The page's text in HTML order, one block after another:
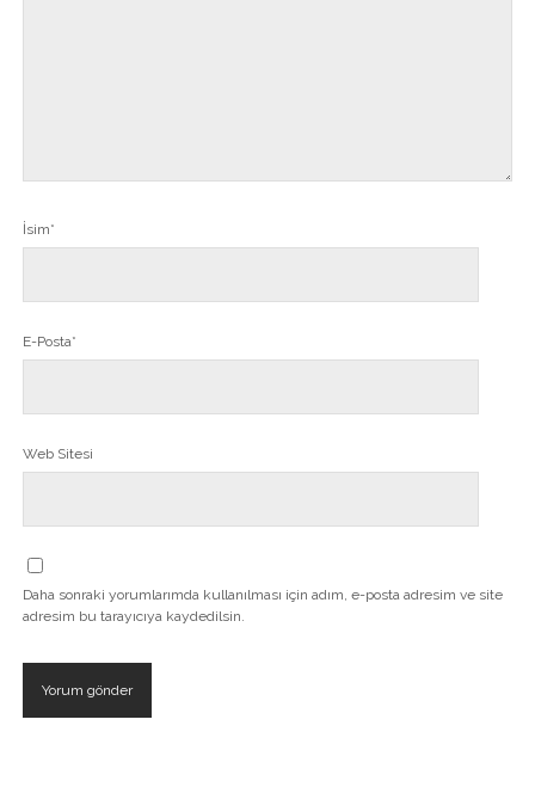
İsim*
E-Posta*
Web Sitesi
Daha sonraki yorumlarımda kullanılması için adım, e-posta adresim ve site
adresim bu tarayıcıya kaydedilsin.